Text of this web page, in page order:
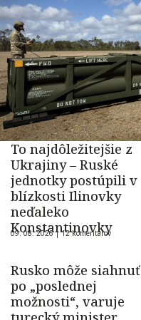
To najdôležitejšie z
Ukrajiny – Ruské
jednotky postúpili v
blízkosti Ilinovky
neďaleko
Konstantinovky
09. 08. 2026 |12 komentárov
Rusko môže siahnuť
po „poslednej
možnosti“, varuje